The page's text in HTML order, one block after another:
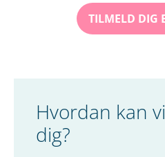
TILMELD DIG
Hvordan kan
dig?